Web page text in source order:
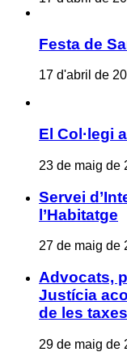
Festa de
17 d'abril de
El Col·legi
23 de maig de
Servei
l’Habitatge
27 de maig de
Advocats,
Justícia
de les
29 de maig de